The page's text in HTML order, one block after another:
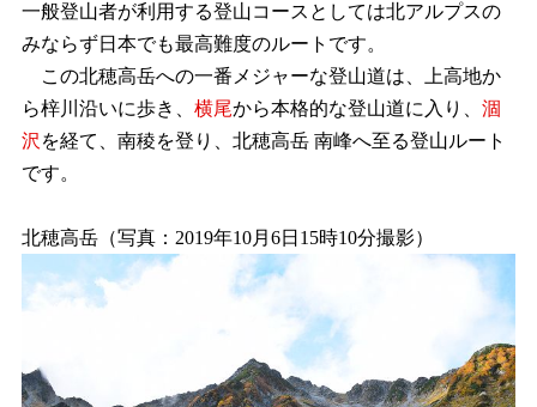
一般登山者が利用する登山コースとしては北アルプスの
みならず日本でも最高難度のルートです。
この北穂高岳への一番メジャーな登山道は、上高地か
ら梓川沿いに歩き、 横尾から本格的な登山道に入り、 涸
沢 を経て、南稜を登り、北穂高岳 南峰へ至る登山ルート
です。
北穂高岳（写真：2019年10月6日15時10分撮影）